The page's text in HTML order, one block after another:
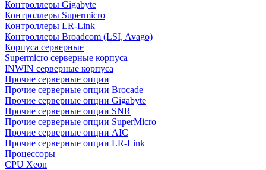
Контроллеры Gigabyte
Контроллеры Supermicro
Контроллеры LR-Link
Контроллеры Broadcom (LSI, Avago)
Корпуса серверные
Supermicro серверные корпуса
INWIN серверные корпуса
Прочие серверные опции
Прочие серверные опции Brocade
Прочие серверные опции Gigabyte
Прочие серверные опции SNR
Прочие серверные опции SuperMicro
Прочие серверные опции AIC
Прочие серверные опции LR-Link
Процессоры
CPU Xeon